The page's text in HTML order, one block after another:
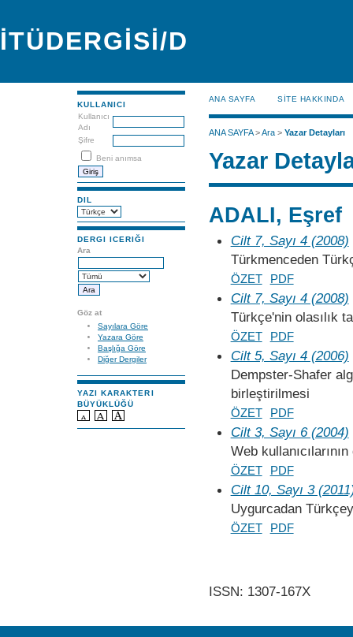
İTÜDERGİSİ/D
KULLANICI
Kullanıcı
Adı
Şifre
Beni anımsa
DIL
DERGI ICERIĞI
Ara
Göz at
Sayılara Göre
Yazara Göre
Başlığa Göre
Diğer Dergiler
YAZI KARAKTERI
BÜYÜKLÜĞÜ
ANA SAYFA SİTE HAKKINDA
ANA SAYFA>Ara> Yazar Detayları
Yazar
ADALI, Eşref
Cilt 7, Sayı 4 (2008)
Türkmenceden
ÖZET PDF
Cilt 7, Sayı 4 (2008)
Türkçe'nin olasılık
ÖZET PDF
Cilt 5, Sayı 4 (2006)
Dempster-Shafer
birleştirilmesi
ÖZET PDF
Cilt 3, Sayı 6 (2004)
Web
ÖZET PDF
Cilt 10, Sayı 3
Uygurcadan
ÖZET PDF
ISSN: 1307-167X